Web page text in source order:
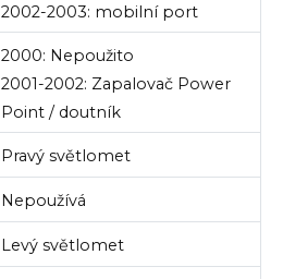
2002-2003: mobilní port
2000: Nepoužito
2001-2002: Zapalovač Power
Point / doutník
Pravý světlomet
Nepoužívá
Levý světlomet